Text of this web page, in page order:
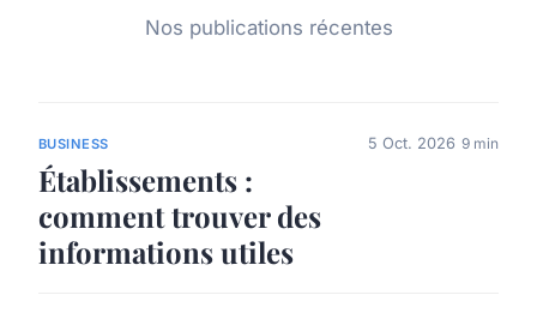
Nos publications récentes
BUSINESS
Établissements :
comment trouver des
informations utiles
5 Oct. 2026 9 min